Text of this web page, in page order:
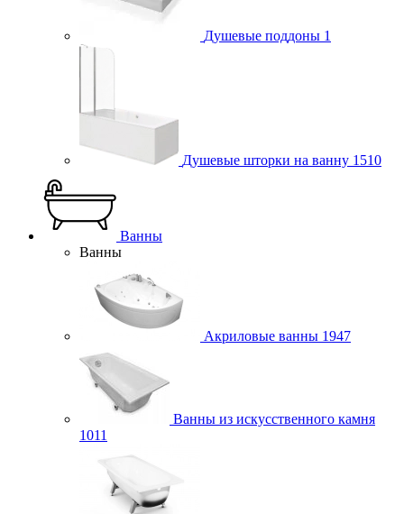
Душевые поддоны 1
Душевые шторки на ванну 1510
Ванны
Ванны
Акриловые ванны 1947
Ванны из искусственного камня
1011